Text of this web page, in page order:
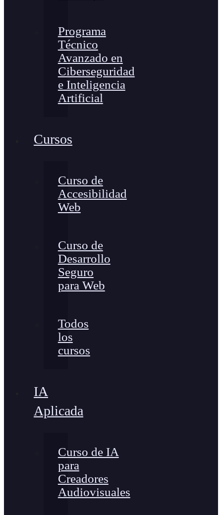
Programa
Técnico
Avanzado en
Ciberseguridad
e Inteligencia
Artificial
Cursos
Curso de
Accesibilidad
Web
Curso de
Desarrollo
Seguro
para Web
Todos
los
cursos
IA
Aplicada
Curso de IA
para
Creadores
Audiovisuales